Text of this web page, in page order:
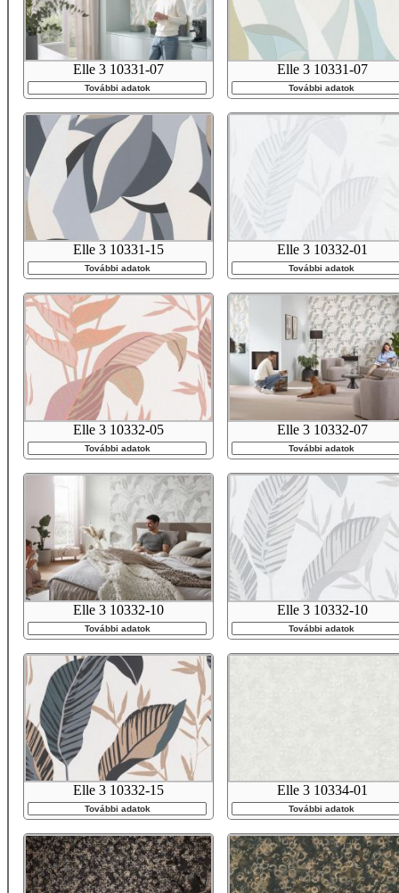
Elle 3 10331-07
További adatok
Elle 3 10331-07
További adatok
Elle 3 10331-15
További adatok
Elle 3 10332-01
További adatok
Elle 3 10332-05
További adatok
Elle 3 10332-07
További adatok
Elle 3 10332-10
További adatok
Elle 3 10332-10
További adatok
Elle 3 10332-15
További adatok
Elle 3 10334-01
További adatok